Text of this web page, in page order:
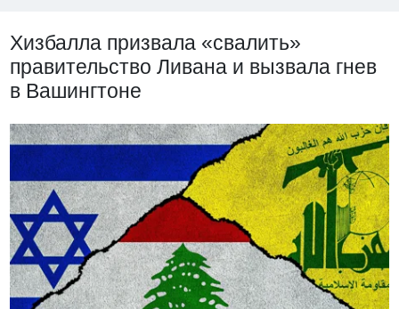
Хизбалла призвала «свалить»
правительство Ливана и вызвала гнев
в Вашингтоне